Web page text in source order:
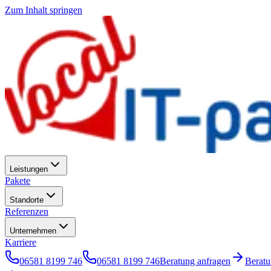
Zum Inhalt springen
Leistungen
Pakete
Standorte
Referenzen
Unternehmen
Karriere
06581 8199 746
06581 8199 746Beratung anfragen